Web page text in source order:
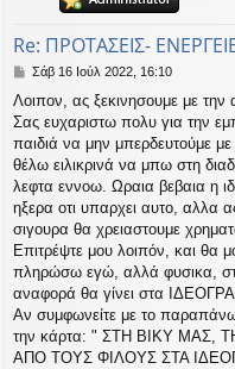
Re: ΠΡΟΤΑΣΕΙΣ-
Δ
μ
ο
σ
ί
υ
σ
η
Σάβ 16 Ιούλ 2022, 16:10
Λοιπον, ας ξεκινησουμε με την
Σας ευχαριστω πολυ για την
παιδιά να μην μπερδευτούμε
θέλω ειλικρινά να μπω στη
λεφτα εννοω. Ωραια βεβαια η
ηξερα οτι υπαρχει αυτο, αλλα
σιγουρα θα χρειαστουμε
Επιτρέψτε μου λοιπόν, και θα
πληρώσω εγώ, αλλά φυσικα,
αναφορά θα γίνει στα
Αν συμφωνείτε με το
την κάρτα: " ΣΤΗ ΒΙΚΥ
ΑΠΟ ΤΟΥΣ ΦΙΛΟΥΣ ΣΤΑ